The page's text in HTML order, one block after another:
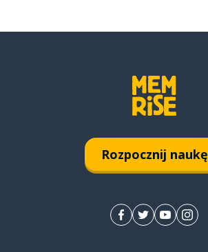
Rozpocznij naukę